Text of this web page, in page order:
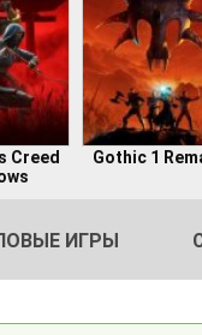
Creed
Gothic 1
ИГРЫ